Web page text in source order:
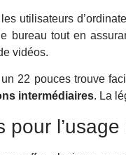
utilisateurs
bureau tout en
vidéos.
22 pouces trouve
intermédiaires. La